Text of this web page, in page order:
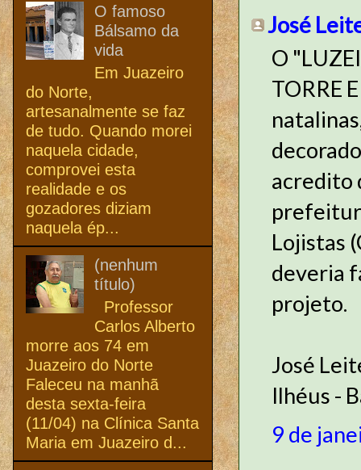
José
O
TORRE
acredito
Lojistas
deveria
projeto.
José
Ilhéus -
9 de
O famoso
Bálsamo da
vida
Em Juazeiro
do Norte,
artesanalmente se faz
de tudo. Quando morei
naquela cidade,
comprovei esta
realidade e os
gozadores diziam
naquela ép...
(nenhum
título)
Professor
Carlos Alberto
morre aos 74 em
Juazeiro do Norte
Faleceu na manhã
desta sexta-feira
(11/04) na Clínica Santa
Maria em Juazeiro d...